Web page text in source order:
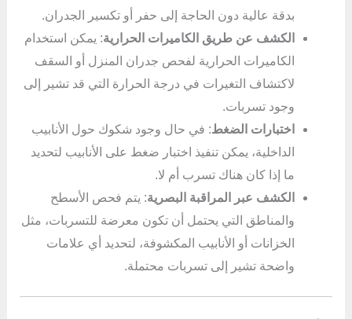
بدقة عالية دون الحاجة إلى حفر أو تكسير الجدران.
الكشف عن طريق الكاميرات الحرارية: يمكن استخدام
الكاميرات الحرارية لفحص جدران المنزل أو السقف
لاكتشاف التغيرات في درجة الحرارة التي قد تشير إلى
وجود تسربات.
اختبارات الضغط: في حال وجود شكوك حول الأنابيب
الداخلية، يمكن تنفيذ اختبار ضغط على الأنابيب لتحديد
ما إذا كان هناك تسرب أم لا.
الكشف عبر المراقبة البصرية: يتم فحص الأسطح
والمناطق التي يحتمل أن تكون معرضة للتسربات، مثل
الخزانات أو الأنابيب المكشوفة، لتحديد أي علامات
واضحة تشير إلى تسربات محتملة.